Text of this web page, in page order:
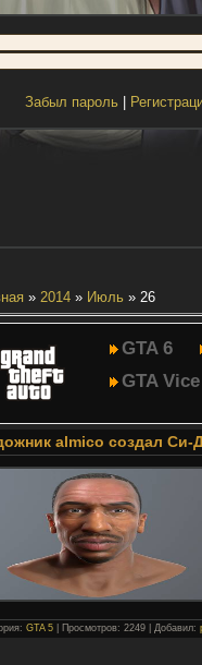
Забыл пароль|
» 2014 » Июль » 26
GTA 6
GTA
almico создал Си-
GTA 5| Просмотров: 2249 | Добавил: